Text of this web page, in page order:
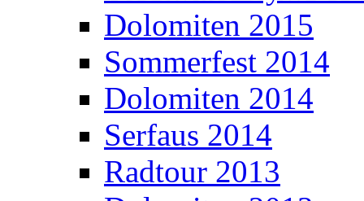
Dolomiten 2015
Sommerfest 2014
Dolomiten 2014
Serfaus 2014
Radtour 2013